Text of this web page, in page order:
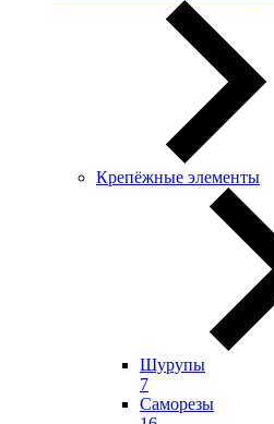
Крепёжные элементы
Шурупы
7
Саморезы